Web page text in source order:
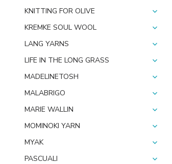
KNITTING FOR OLIVE
KREMKE SOUL WOOL
LANG YARNS
LIFE IN THE LONG GRASS
MADELINETOSH
MALABRIGO
MARIE WALLIN
MOMINOKI YARN
MYAK
PASCUALI